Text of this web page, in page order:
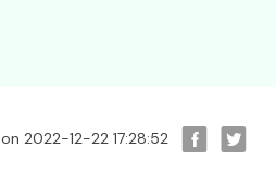
2022-12-22 17:28:52